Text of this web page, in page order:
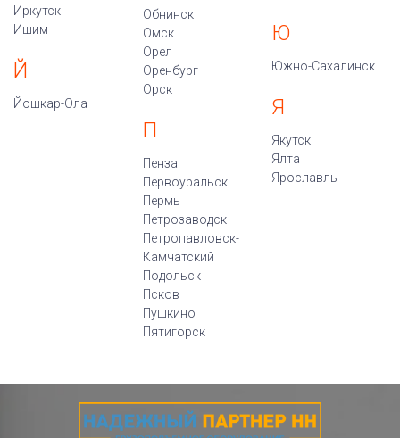
Иркутск
Ишим
Й
Йошкар-Ола
Обнинск
Омск
Орел
Оренбург
Орск
П
Пенза
Первоуральск
Пермь
Петрозаводск
Петропавловск-
Камчатский
Подольск
Псков
Пушкино
Пятигорск
Ю
Южно-Сахалинск
Я
Якутск
Ялта
Ярославль